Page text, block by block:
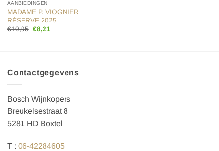
AANBIEDINGEN
MADAME P. VIOGNIER
RÉSERVE 2025
€10,95 Oorspronkelijke
prijs
€8,21Huidige
Contactgegevens
Bosch Wijnkopers
Breukelsestraat 8
5281 HD Boxtel
T : 06-42284605